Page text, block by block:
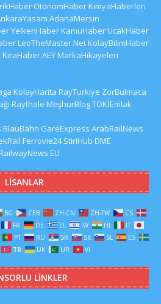
OtonomHaberKimyaHaberleri
AdanaMersin
YelkenHaberKamuHaberUcakHaber
LeoTheMaster.NetKolayBilimHaber
KiraHaberAEYMarkaHikayeleri
KolayHarita RayTurkiye ZorBulmaca
Rayİhale MeşhurBlogTOKİEmlak
BlauBahn GareExpress ArabRailNews
Ferrovie24 StiriHub DME
EU
LISANLAR
BG CEB ZH-CN ZH-TW
CS
FR DE EL IW HI
IT
PT RU SR SK SL
ES
TR UK UR VI
LINKLER